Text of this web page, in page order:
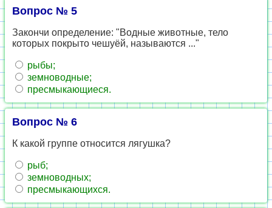
Вопрос № 5
Закончи определение: "Водные животные, тело
которых покрыто чешуёй, называются ..."
рыбы;
земноводные;
пресмыкающиеся.
Вопрос № 6
К какой группе относится лягушка?
рыб;
земноводных;
пресмыкающихся.